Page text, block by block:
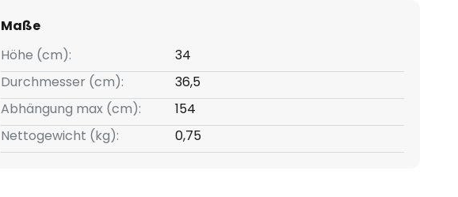
Maße
Höhe (cm):
34
Durchmesser (cm):
36,5
Abhängung max (cm):
154
Nettogewicht (kg):
0,75